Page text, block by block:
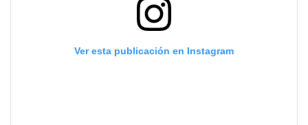
Ver esta publicación en Instagram